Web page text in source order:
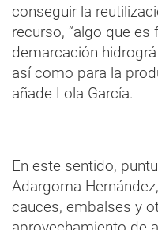
conseguir la
recurso, “algo que es
demarcación
así como para la
añade Lola García.
En este sentido,
Adargoma
cauces, embalses y